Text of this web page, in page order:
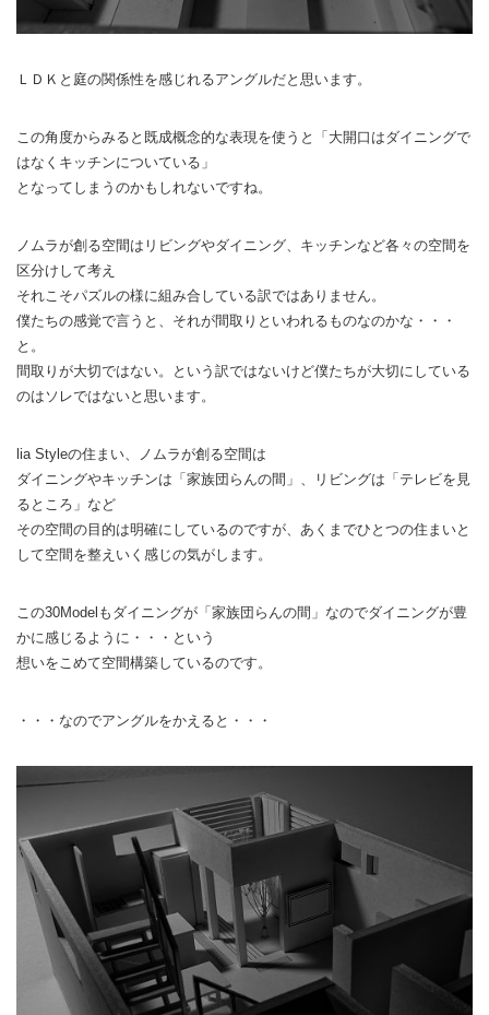
ＬＤＫと庭の関係性を感じれるアングルだと思います。
この角度からみると既成概念的な表現を使うと「大開口はダイニングで
はなくキッチンについている」
となってしまうのかもしれないですね。
ノムラが創る空間はリビングやダイニング、キッチンなど各々の空間を
区分けして考え
それこそパズルの様に組み合している訳ではありません。
僕たちの感覚で言うと、それが間取りといわれるものなのかな・・・
と。
間取りが大切ではない。という訳ではないけど僕たちが大切にしている
のはソレではないと思います。
lia Styleの住まい、ノムラが創る空間は
ダイニングやキッチンは「家族団らんの間」、リビングは「テレビを見
るところ」など
その空間の目的は明確にしているのですが、あくまでひとつの住まいと
して空間を整えいく感じの気がします。
この30Modelもダイニングが「家族団らんの間」なのでダイニングが豊
かに感じるように・・・という
想いをこめて空間構築しているのです。
・・・なのでアングルをかえると・・・